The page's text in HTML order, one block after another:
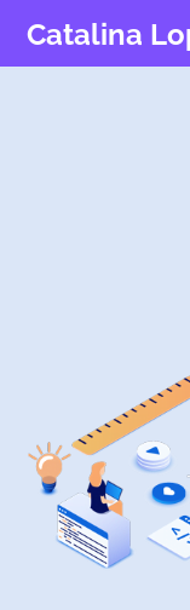
Catalina